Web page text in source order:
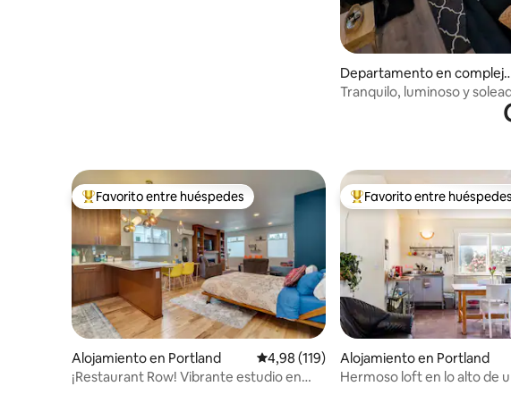
Departamento en complejo
residencial en Wood Village
Tranquilo, luminoso y
Favorito entre los huéspedes más destacados
Favorito entre huéspedes
Alojamiento en Portland Calificación promedio: 4,98 de 5. 119
4,98 (119)
¡Restaurant Row! Vibrante estudio en
Favorito entre los
Favorito entre huéspedes
Alojamiento en Portland
Hermoso loft en lo alto de